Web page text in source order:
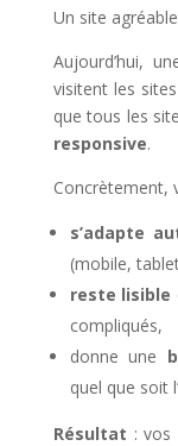
Un site
Aujourd’hui,
visitent les
que tous les
responsive.
Concrètement,
s’adapte
(mobile,
reste lisible
compliqués,
donne une
quel que soit
Résultat :